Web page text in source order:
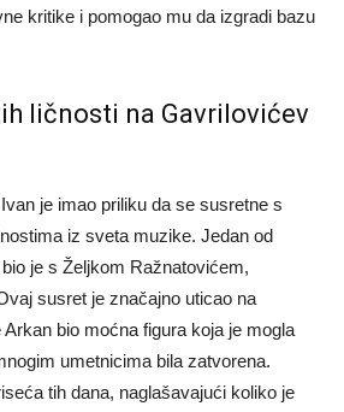
kritike i pomogao mu da izgradi bazu
ličnosti na Gavrilovićev
je imao priliku da se susretne s
iz sveta muzike. Jedan od
je s Željkom Ražnatovićem,
susret je značajno uticao na
bio moćna figura koja je mogla
umetnicima bila zatvorena.
tih dana, naglašavajući koliko je